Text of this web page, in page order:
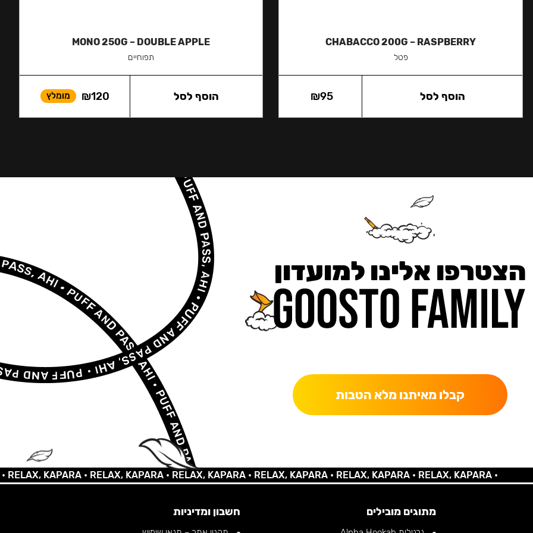
CHABACCO 200G – RASPBERRY
פטל
₪95 הוסף לסל
MONO 250G – DOUBLE APPLE
תפוחיים
₪120 מומלץ הוסף לסל
הצטרפו אלינו למועדון
קבלו מאיתנו מלא הטבות
KAPARA •RELAX, KAPARA •RELAX, KAPARA •RELAX, KAPARA •RELAX, KAPARA •RELAX, KAPARA •
מתוגים מובילים חשבון ומדיניות